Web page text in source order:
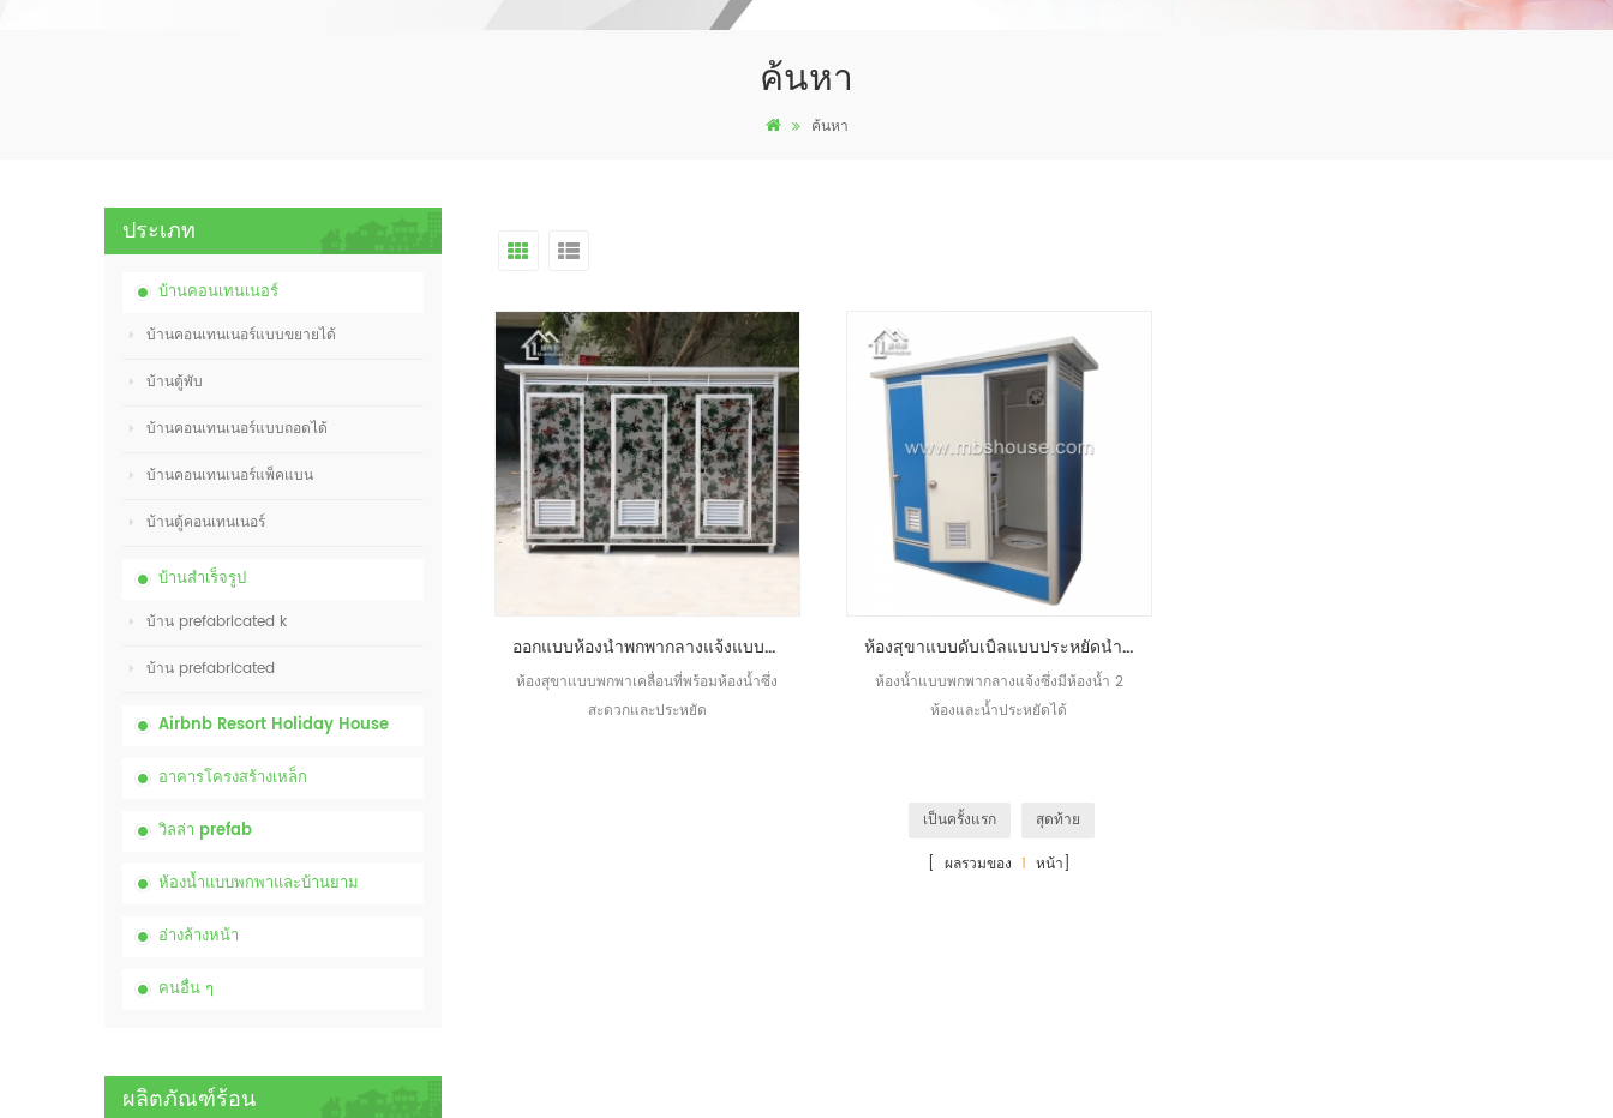
ค้นหา
ค้นหา
ประเภท
บ้านคอนเทนเนอร์
บ้านคอนเทนเนอร์แบบขยายได้
บ้านตู้พับ
บ้านคอนเทนเนอร์แบบถอดได้
บ้านคอนเทนเนอร์แพ็คแบน
บ้านตู้คอนเทนเนอร์
บ้านสำเร็จรูป
บ้าน prefabricated k
บ้าน prefabricated
Airbnb Resort Holiday House
อาคารโครงสร้างเหล็ก
วิลล่า prefab
ห้องน้ำแบบพกพาและบ้านยาม
อ่างล้างหน้า
คนอื่น ๆ
ผลิตภัณฑ์ร้อน
ออกแบบห้องน้ำพกพากลางแจ้งแบบใหม่พร้อมห้องน้ำ
ห้องสุขาแบบพกพาเคลื่อนที่พร้อมห้องน้ำซึ่ง
สะดวกและประหยัด
ห้องสุขาแบบดับเบิ้ลแบบประหยัดน้ำประหยัดน้ำ
ห้องน้ำแบบพกพากลางแจ้งซึ่งมีห้องน้ำ 2
ห้องและน้ำประหยัดได้
เป็นครั้งแรก
สุดท้าย
[ ผลรวมของ 1 หน้า]